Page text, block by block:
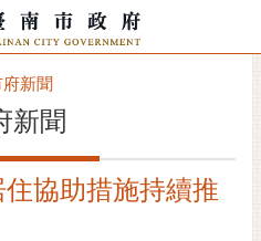
新聞
新聞
協助措施持續推